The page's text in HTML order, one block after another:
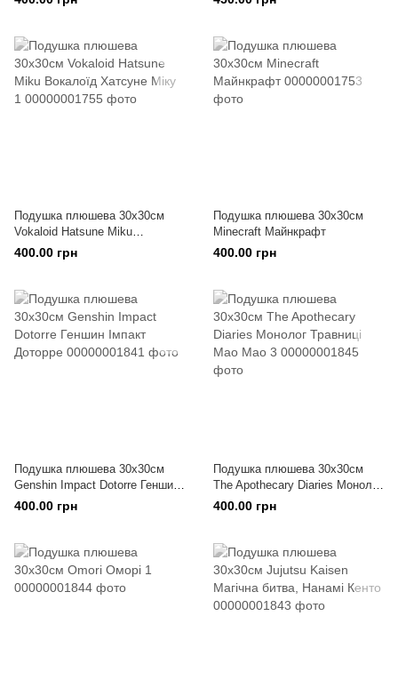
Подушка плюшева 30х30см
Vokaloid Hatsune Miku
Вокалоїд Хатсуне Міку 1
400.00 грн
Подушка плюшева 30х30см
Minecraft Майнкрафт
400.00 грн
Подушка плюшева 30х30см
Genshin Impact Dotorre Геншин
Імпакт Доторре
400.00 грн
Подушка плюшева 30х30см
The Apothecary Diaries Монолог
Травниці Мао Мао 3
400.00 грн